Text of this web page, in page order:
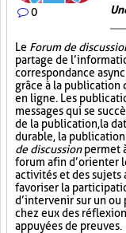
0
Le Forum de
partage de
correspondance
grâce à la publication
en ligne. Les
messages qui se
de la publication, la
durable, la
de discussionpermet
forum afin d’orienter
activités et des sujets
favoriser la
d’intervenir sur un
chez eux des
appuyées de preuves.